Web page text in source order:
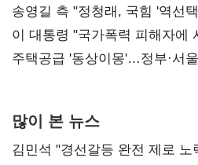
리모델링' 제안
송영길 측 "정청래, 국힘 '역선
총선 지휘 못해"
이 대통령 "국가폭력 피해자에
진실 밝혀야"
주택공급 '동상이몽'…정부·서
많이 본 뉴스
김민석 "경선갈등 완전 제로